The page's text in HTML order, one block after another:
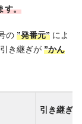
す。
の ”発番元” によ
き継ぎが ”かん
引き継ぎ